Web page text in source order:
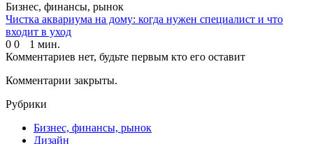
Бизнес, финансы, рынок
Чистка аквариума на дому: когда нужен специалист и что
входит в уход
0 0
1 мин.
Комментариев нет, будьте первым кто его оставит
Комментарии закрыты.
Рубрики
Бизнес, финансы, рынок
Дизайн